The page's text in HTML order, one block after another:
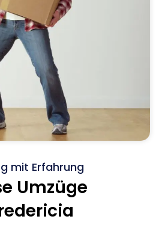
mit Erfahrung
Umzüge